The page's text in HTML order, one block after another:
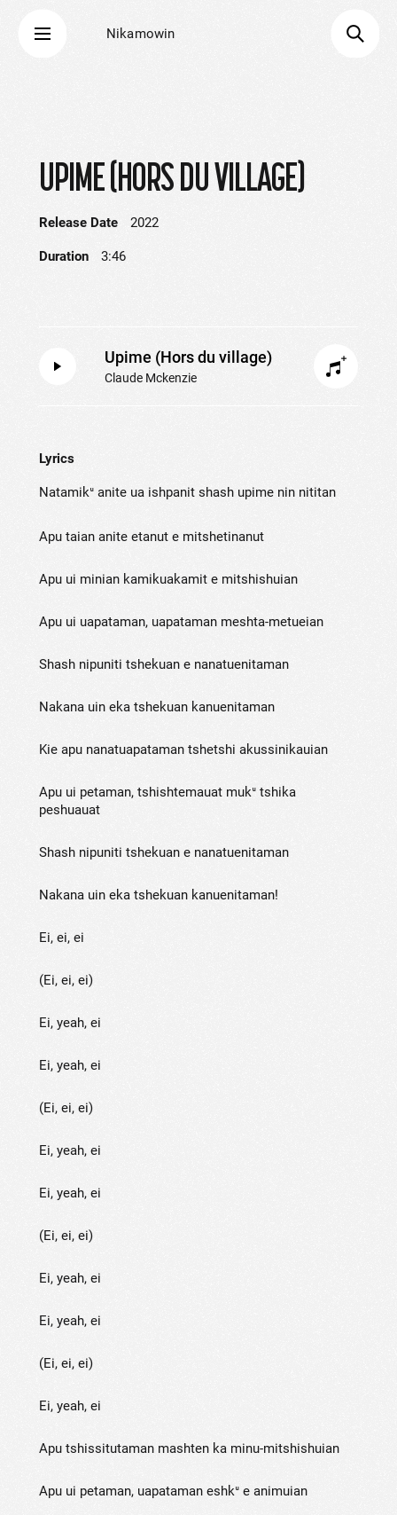
Nikamowin
UPIME (HORS DU VILLAGE)
Release Date 2022
Duration 3:46
Upime (Hors du village)
Claude Mckenzie
Lyrics
Natamikᵘ anite ua ishpanit shash upime nin nititan
Apu taian anite etanut e mitshetinanut
Apu ui minian kamikuakamit e mitshishuian
Apu ui uapataman, uapataman meshta-metueian
Shash nipuniti tshekuan e nanatuenitaman
Nakana uin eka tshekuan kanuenitaman
Kie apu nanatuapataman tshetshi akussinikauian
Apu ui petaman, tshishtemauat mukᵘ tshika
peshuauat
Shash nipuniti tshekuan e nanatuenitaman
Nakana uin eka tshekuan kanuenitaman!
Ei, ei, ei
(Ei, ei, ei)
Ei, yeah, ei
Ei, yeah, ei
(Ei, ei, ei)
Ei, yeah, ei
Ei, yeah, ei
(Ei, ei, ei)
Ei, yeah, ei
Ei, yeah, ei
(Ei, ei, ei)
Ei, yeah, ei
Apu tshissitutaman mashten ka minu-mitshishuian
Apu ui petaman, uapataman eshkᵘ e animuian